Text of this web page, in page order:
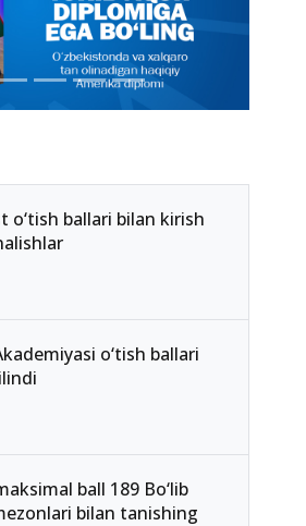
o‘tish ballari bilan kirish
o‘tish ballari
ball 189 Bo‘lib
bilan tanishing